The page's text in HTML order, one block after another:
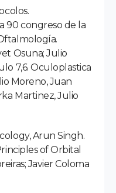
90 congreso de la
Osuna; Julio
7,6. Oculoplastica
Moreno, Juan
Martinez, Julio
Arun Singh.
of Orbital
Javier Coloma